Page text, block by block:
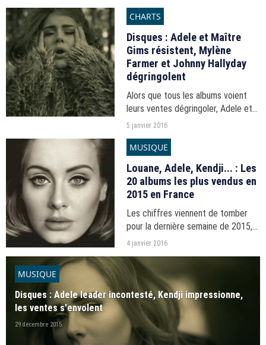
CHARTS
Disques : Adele et Maître
Gims résistent, Mylène
Farmer et Johnny Hallyday
dégringolent
Alors que tous les albums voient
leurs ventes dégringoler, Adele et
Maître Gims tirent leur épingle du
singles.
5 janvier 2016
MUSIQUE
Louane, Adele, Kendji... : Les
20 albums les plus vendus en
2015 en France
Les chiffres viennent de tomber
pour la dernière semaine de 2015,
permettant de faire les comptes
4 janvier 2016
MUSIQUE
Disques : Adele leader incontesté, Kendji impressionne,
les ventes s'envolent
29 décembre 2015